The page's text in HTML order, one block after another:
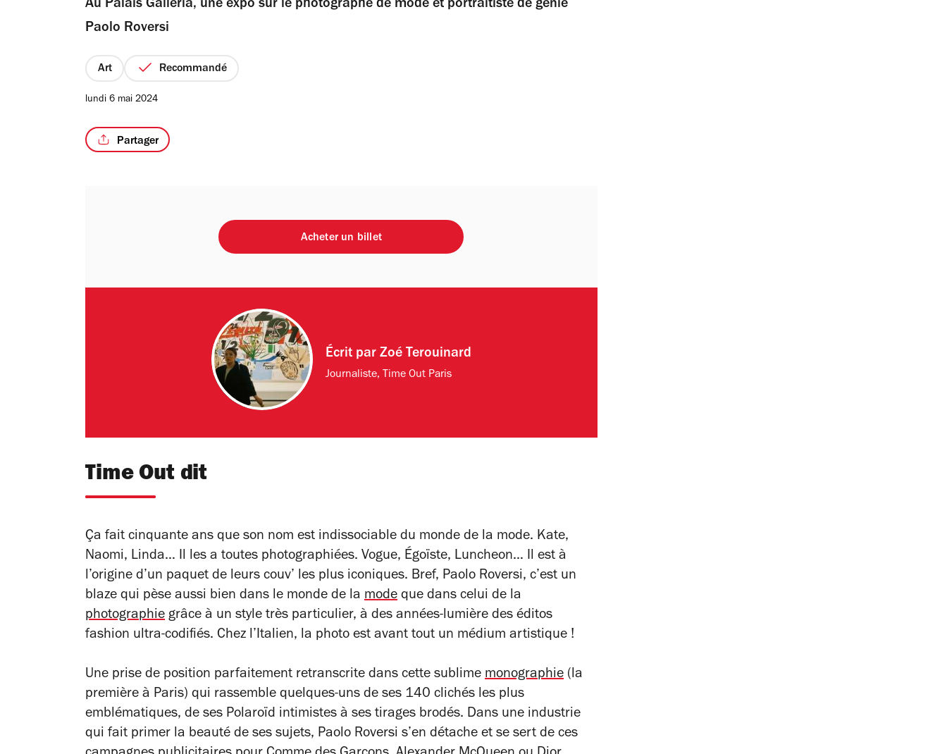
5
étoiles
Au Palais Galleria, une expo sur le photographe de mode et portraitiste de génie
Paolo Roversi
Art Recommandé
lundi 6 mai 2024
Partager
Acheter un billet
Écrit par Zoé Terouinard
Journaliste, Time Out Paris
Time Out dit
Ça fait cinquante ans que son nom est indissociable du monde de la mode. Kate,
Naomi, Linda… Il les a toutes photographiées. Vogue, Égoïste, Luncheon… Il est à
l’origine d’un paquet de leurs couv’ les plus iconiques. Bref, Paolo Roversi, c’est un
blaze qui pèse aussi bien dans le monde de la mode que dans celui de la
photographie grâce à un style très particulier, à des années-lumière des éditos
fashion ultra-codifiés. Chez l’Italien, la photo est avant tout un médium artistique !
Une prise de position parfaitement retranscrite dans cette sublime monographie (la
première à Paris) qui rassemble quelques-uns de ses 140 clichés les plus
emblématiques, de ses Polaroïd intimistes à ses tirages brodés. Dans une industrie
qui fait primer la beauté de ses sujets, Paolo Roversi s’en détache et se sert de ces